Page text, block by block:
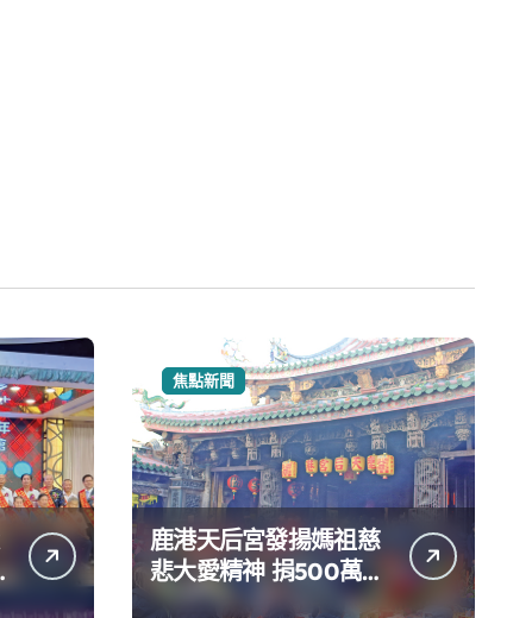
焦點新聞
鹿港天后宮發揚媽祖慈
悲大愛精神 捐500萬元
協助日本熊本災後重建